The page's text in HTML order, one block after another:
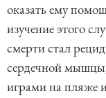
оказать ему
изучение этого
смерти стал
сердечной
играми на пляже